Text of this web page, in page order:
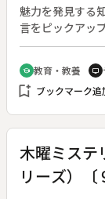
魅力を発見する
言をピックアッ
れ方をレポート
県でブロックネ
んじぇもの」と
は諸説あるが、
「これは洒落た
した内航海運は
って当時の南部
る。今の宮城県
school 教育・教養 tv
bookmark_add ブックマーク追
木曜ミス
リーズ）〔